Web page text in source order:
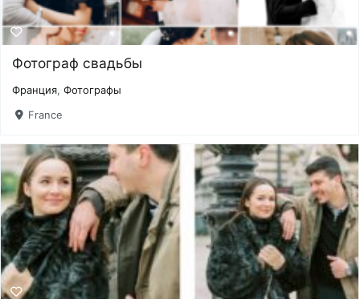
Фотограф свадьбы
Франция,Фотографы
France